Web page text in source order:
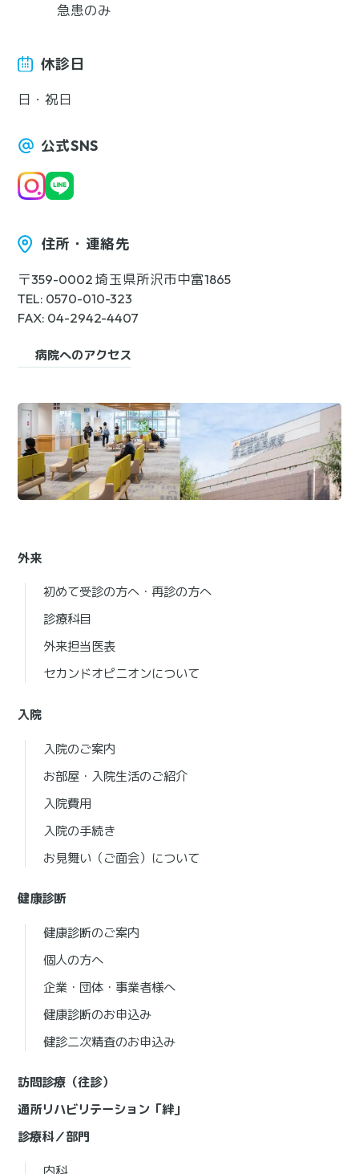
急患のみ
休診日
日・祝日
公式SNS
住所・連絡先
〒359-0002 埼玉県所沢市中富1865
TEL: 0570-010-323
FAX: 04-2942-4407
病院へのアクセス
外来
初めて受診の方へ・再診の方へ
診療科目
外来担当医表
セカンドオピニオンについて
入院
入院のご案内
お部屋・入院生活のご紹介
入院費用
入院の手続き
お見舞い（ご面会）について
健康診断
健康診断のご案内
個人の方へ
企業・団体・事業者様へ
健康診断のお申込み
健診二次精査のお申込み
訪問診療（往診）
通所リハビリテーション「絆」
診療科／部門